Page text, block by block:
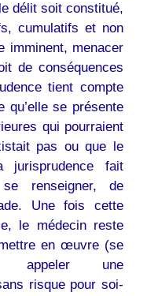
délit soit constitué,
cumulatifs et non
imminent, menacer
de conséquences
tient compte
qu’elle se présente
qui pourraient
pas ou que le
jurisprudence fait
renseigner, de
Une fois cette
le médecin reste
en œuvre (se
appeler une
risque pour soi-